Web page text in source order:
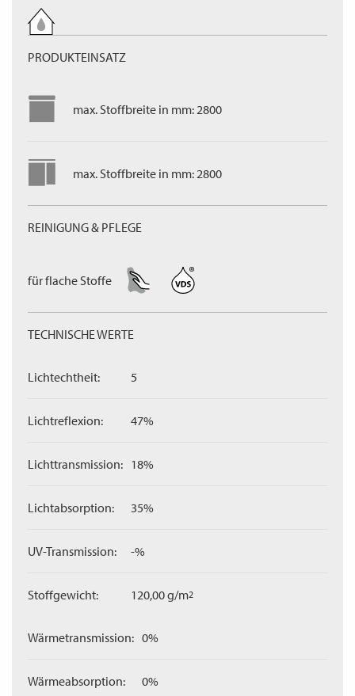
PRODUKTEINSATZ
max. Stoffbreite in mm: 2800
max. Stoffbreite in mm: 2800
REINIGUNG & PFLEGE
für flache Stoffe
TECHNISCHE WERTE
Lichtechtheit: 5
Lichtreflexion: 47%
Lichttransmission: 18%
Lichtabsorption: 35%
UV-Transmission: -%
Stoffgewicht: 120,00 g/m2
Wärmetransmission: 0%
Wärmeabsorption: 0%